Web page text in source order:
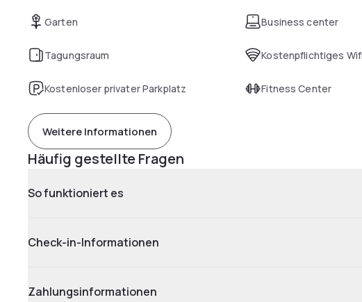
Garten Business center
Tagungsraum Kostenpflichtiges Wifi
Kostenloser privater Parkplatz Fitness Center
Weitere Informationen
Häufig gestellte Fragen
So funktioniert es
Check-in-Informationen
Zahlungsinformationen